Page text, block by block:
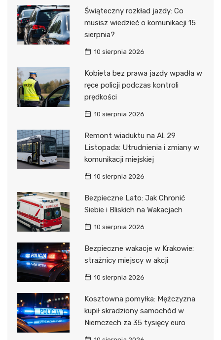
Świąteczny rozkład jazdy: Co
musisz wiedzieć o komunikacji 15
sierpnia?
10 sierpnia 2026
Kobieta bez prawa jazdy wpadła w
ręce policji podczas kontroli
prędkości
10 sierpnia 2026
Remont wiaduktu na Al. 29
Listopada: Utrudnienia i zmiany w
komunikacji miejskiej
10 sierpnia 2026
Bezpieczne Lato: Jak Chronić
Siebie i Bliskich na Wakacjach
10 sierpnia 2026
Bezpieczne wakacje w Krakowie:
strażnicy miejscy w akcji
10 sierpnia 2026
Kosztowna pomyłka: Mężczyzna
kupił skradziony samochód w
Niemczech za 35 tysięcy euro